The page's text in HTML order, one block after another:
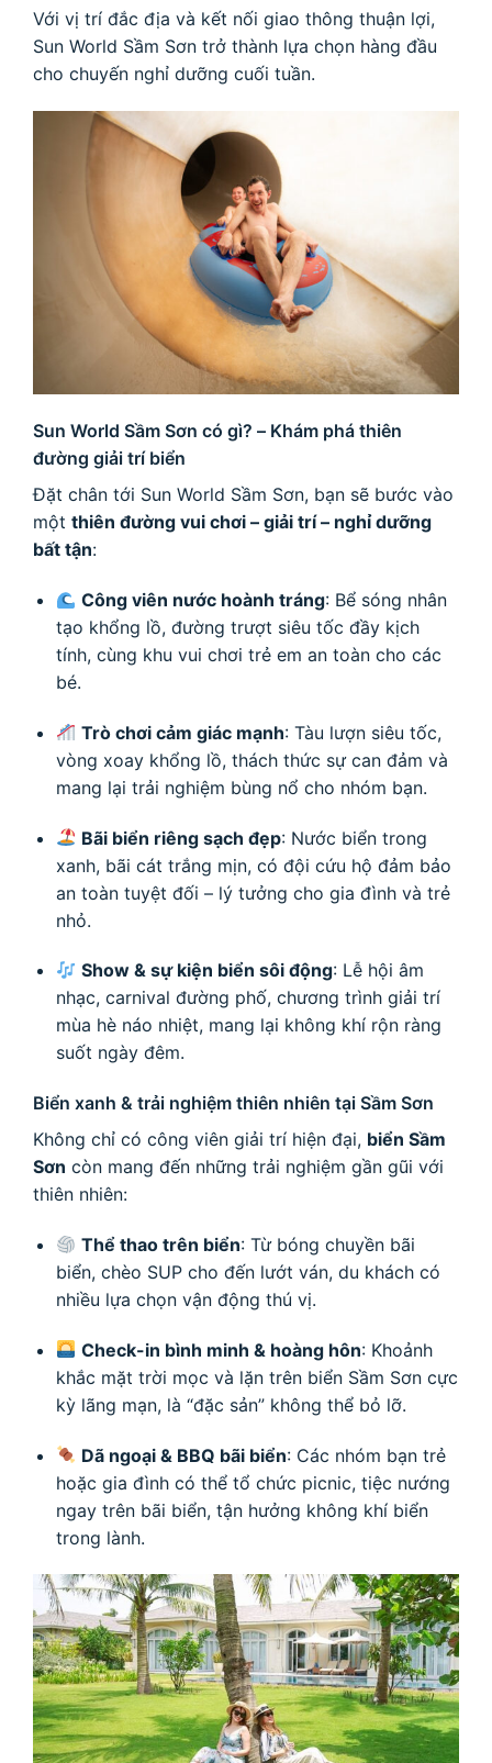
Với vị trí đắc địa và kết nối giao thông thuận lợi,
Sun World Sầm Sơn trở thành lựa chọn hàng đầu
cho chuyến nghỉ dưỡng cuối tuần.
Sun World Sầm Sơn có gì? – Khám phá thiên
đường giải trí biển
Đặt chân tới Sun World Sầm Sơn, bạn sẽ bước vào
một thiên đường vui chơi – giải trí – nghỉ dưỡng
bất tận:
Công viên nước hoành tráng: Bể sóng nhân
tạo khổng lồ, đường trượt siêu tốc đầy kịch
tính, cùng khu vui chơi trẻ em an toàn cho các
bé.
Trò chơi cảm giác mạnh: Tàu lượn siêu tốc,
vòng xoay khổng lồ, thách thức sự can đảm và
mang lại trải nghiệm bùng nổ cho nhóm bạn.
Bãi biển riêng sạch đẹp: Nước biển trong
xanh, bãi cát trắng mịn, có đội cứu hộ đảm bảo
an toàn tuyệt đối – lý tưởng cho gia đình và trẻ
nhỏ.
Show & sự kiện biển sôi động: Lễ hội âm
nhạc, carnival đường phố, chương trình giải trí
mùa hè náo nhiệt, mang lại không khí rộn ràng
suốt ngày đêm.
Biển xanh & trải nghiệm thiên nhiên tại Sầm Sơn
Không chỉ có công viên giải trí hiện đại, biển Sầm
Sơn còn mang đến những trải nghiệm gần gũi với
thiên nhiên:
Thể thao trên biển: Từ bóng chuyền bãi
biển, chèo SUP cho đến lướt ván, du khách có
nhiều lựa chọn vận động thú vị.
Check-in bình minh & hoàng hôn: Khoảnh
khắc mặt trời mọc và lặn trên biển Sầm Sơn cực
kỳ lãng mạn, là “đặc sản” không thể bỏ lỡ.
Dã ngoại & BBQ bãi biển: Các nhóm bạn trẻ
hoặc gia đình có thể tổ chức picnic, tiệc nướng
ngay trên bãi biển, tận hưởng không khí biển
trong lành.